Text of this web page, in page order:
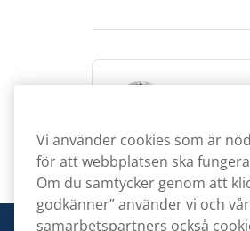
Vi använder cookies som är
för att webbplatsen ska
Om du samtycker genom att
godkänner” använder vi och
samarbetspartners också